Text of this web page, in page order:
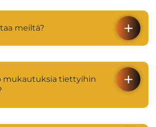
meiltä?
mukautuksia tiettyihin